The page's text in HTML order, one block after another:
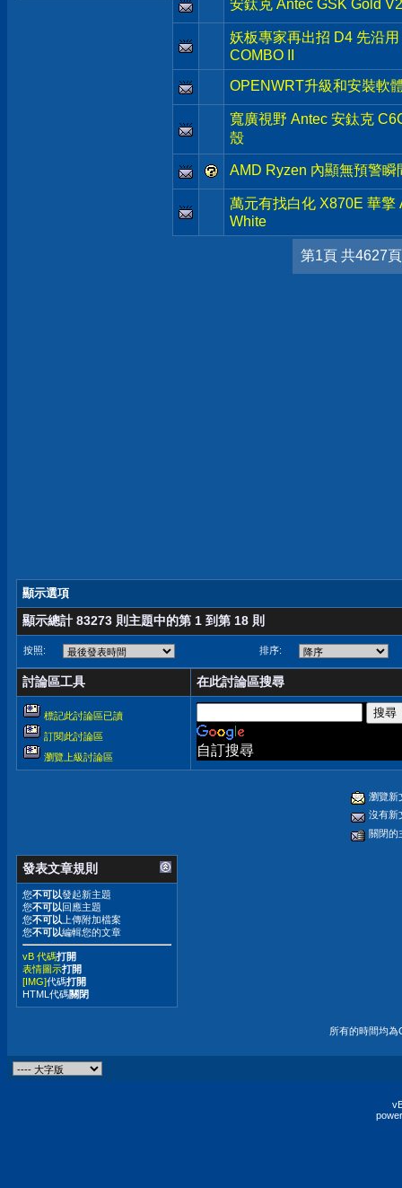
安鈦克 Antec GSK Gold
妖板專家再出招 D4 先沿
COMBO II
OPENWRT升級和安裝軟
寬廣視野 Antec 安鈦克
殼
AMD Ryzen 內顯無預警瞬
萬元有找白化 X870E 華
White
第1頁 共4627頁
顯示選項
顯示總計 83273 則主題中的第 1 到第 18 則
按照: 排序:
討論區工具 在此討論區搜尋
標記此討論區已讀
訂閱此討論區
瀏覽上級討論區
自訂搜尋
瀏覽新
沒有新
關閉的
發表文章規則
您不可以發起新主題
您不可以回應主題
您不可以 上傳附加檔案
您不可以編輯您的文章
vB 代碼打開
表情圖示打開
[IMG]代碼打開
HTML代碼關閉
所有的時間均為